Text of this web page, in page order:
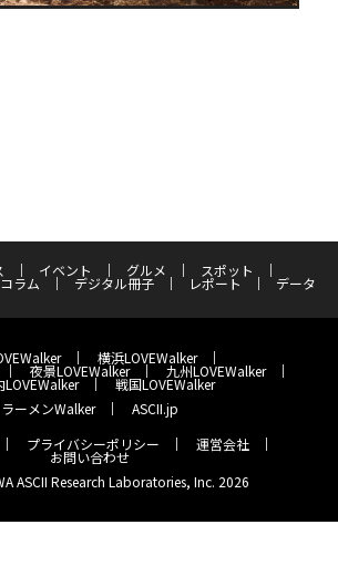
イベント グルメ スポット
コラム デジタル冊子 レポート データ
横浜LOVEWalker
夜景LOVEWalker 九州LOVEWalker
LOVEWalker
戦国LOVEWalker
ラーメンWalker
ASCII.jp
プライバシーポリシー 運営会社
お問い合わせ
ASCII Research Laboratories, Inc. 2026